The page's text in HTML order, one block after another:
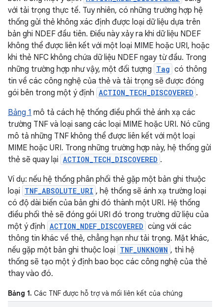
với tải trọng thực tế. Tuy nhiên, có những trường hợp hệ
thống gửi thẻ không xác định được loại dữ liệu dựa trên
bản ghi NDEF đầu tiên. Điều này xảy ra khi dữ liệu NDEF
không thể được liên kết với một loại MIME hoặc URI, hoặc
khi thẻ NFC không chứa dữ liệu NDEF ngay từ đầu. Trong
những trường hợp như vậy, một đối tượng Tag có thông
tin về các công nghệ của thẻ và tải trọng sẽ được đóng
gói bên trong một ý định ACTION_TECH_DISCOVERED .
Bảng 1 mô tả cách hệ thống điều phối thẻ ánh xạ các
trường TNF và loại sang các loại MIME hoặc URI. Nó cũng
mô tả những TNF không thể được liên kết với một loại
MIME hoặc URI. Trong những trường hợp này, hệ thống gửi
thẻ sẽ quay lại ACTION_TECH_DISCOVERED .
Ví dụ: nếu hệ thống phân phối thẻ gặp một bản ghi thuộc
loại TNF_ABSOLUTE_URI , hệ thống sẽ ánh xạ trường loại
có độ dài biến của bản ghi đó thành một URI. Hệ thống
điều phối thẻ sẽ đóng gói URI đó trong trường dữ liệu của
một ý định ACTION_NDEF_DISCOVERED cùng với các
thông tin khác về thẻ, chẳng hạn như tải trọng. Mặt khác,
nếu gặp một bản ghi thuộc loại TNF_UNKNOWN , thì hệ
thống sẽ tạo một ý định bao bọc các công nghệ của thẻ
thay vào đó.
Bảng 1. Các TNF được hỗ trợ và mối liên kết của chúng